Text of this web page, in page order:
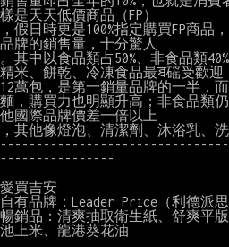
樣是天天低價商品（FP）
，假日時更是100%指定購買FP商
品牌的銷售量，十分驚人
。其中以食品類占50%、非食品類
精米、餅乾、冷凍食品最ꠊ磘受歡迎
12萬包，是第一銷量品牌的一半，
麵，購買力也明顯升高；非食品類
他國際品牌價差一倍以上
，其他像燈泡、清潔劑、沐浴乳、
----------------
愛買吉安
自有品牌：Leader Price（利德派思
暢銷品：清爽抽取衛生紙、舒爽平
池上米、龍港葵花油